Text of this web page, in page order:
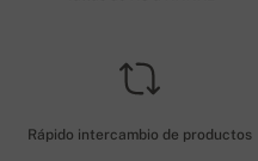
Rápido intercambio de productos